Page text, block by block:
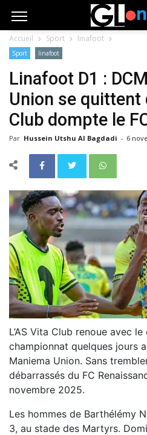
Accueil Sport linafoot
Sport linafoot
Linafoot D1 :
Union se quittent
Club dompte le
Par Hussein Utshu Al Bagdadi - 6
L’AS Vita Club renoue avec
championnat quelques jours
Maniema Union. Sans
débarrassés du FC
novembre 2025.
Les hommes de Barthélémy
3, au stade des Martyrs.